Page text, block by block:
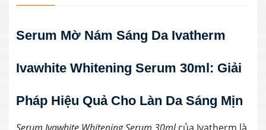
Serum Mờ Nám Sáng Da Ivatherm
Ivawhite Whitening Serum 30ml: Giải
Pháp Hiệu Quả Cho Làn Da Sáng Mịn